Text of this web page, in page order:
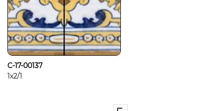
C-17-00137
1x2/1